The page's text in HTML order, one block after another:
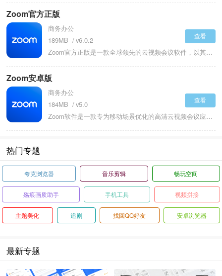
Zoom官方正版
商务办公
189MB
v6.0.2
Zoom官方正版是一款全球领先的云视频会议软件，以其高效、稳定和易用性为核心，为用户提供包括高清视频会议、即时消息、网络研讨会、在线培训等多种远程沟通解决方案。无论是个人用户的小型聊天，还是企业级的大型线上活动，软件都能提供强大的技术支持。在数字化办公和远程协作成为常态的今天，已成为商务沟通、在线教育、团队协作及社交联络的重要工具，帮助全球用户打破地域限制，实现无缝连接！
查看
Zoom安卓版
商务办公
184MB
v5.0
Zoom软件是一款专为移动场景优化的高清云视频会议应用，它支持跨平台协同，可与Windows、iOS等系统无缝衔接，满足远程办公、在线教育、团队协作等多元需求。用户无需复杂操作，点击会议链接即可快速入会，单场会议最多可容纳数百人参与。凭借高清音视频传输、智能网络适配及多重安全防护，成为全球用户信赖的远程沟通工具，让异地交流如同面对面般高效便捷。哪怕是千里之外也是可以通过数据来进行连接，所有会议的内容大家都会知道。
查看
热门专题
夸克浏览器 音乐剪辑 畅玩空间
殇痕画质助手 手机工具 视频拼接
主题美化 追剧 找回QQ好友 安卓浏览器
最新专题